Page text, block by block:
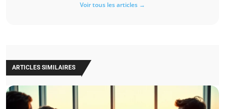
Voir tous les articles →
ARTICLES SIMILAIRES